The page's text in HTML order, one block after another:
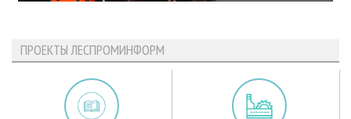
ПРОЕКТЫ ЛЕСПРОМИНФОРМ